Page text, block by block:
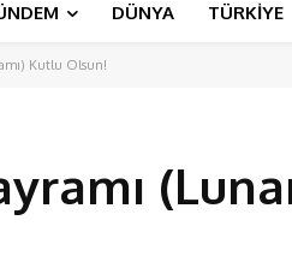
DÜNYA TÜRKİYE
Kutlu Olsun!